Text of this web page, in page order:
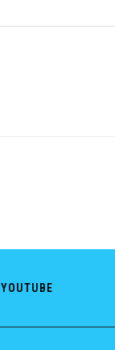
YOUTUBE